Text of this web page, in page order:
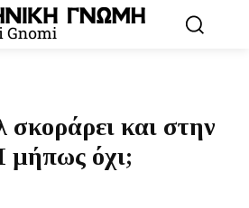
και στην
μήπως όχι;